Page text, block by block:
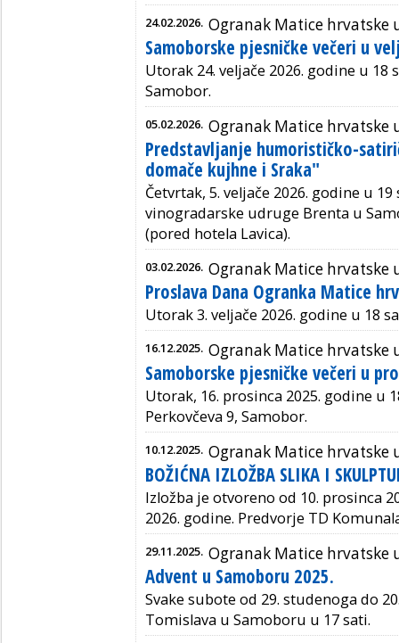
24.02.2026. Ogranak Matice hrvatske
Samoborske pjesničke večeri u
Utorak 24. veljače 2026. godine u 18
Samobor.
05.02.2026. Ogranak Matice hrvatske
Predstavljanje humorističko-
domače kujhne i Sraka"
Četvrtak, 5. veljače 2026. godine u
vinogradarske udruge Brenta u
(pored hotela Lavica).
03.02.2026. Ogranak Matice hrvatske
Proslava Dana Ogranka Matice
Utorak 3. veljače 2026. godine u 18
16.12.2025. Ogranak Matice hrvatske
Samoborske pjesničke večeri u
Utorak, 16. prosinca 2025. godine u
Perkovčeva 9, Samobor.
10.12.2025. Ogranak Matice hrvatske
BOŽIĆNA IZLOŽBA SLIKA I
Izložba je otvoreno od 10. prosinca
2026. godine. Predvorje TD
29.11.2025. Ogranak Matice hrvatske
Advent u Samoboru 2025.
Svake subote od 29. studenoga do
Tomislava u Samoboru u 17 sati.